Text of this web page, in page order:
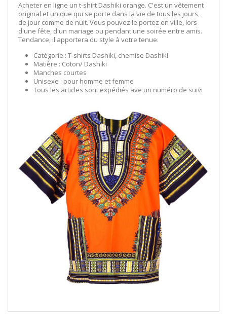
Acheter en ligne un t-shirt Dashiki orange. C'est un vêtement
original et unique qui se porte dans la vie de tous les jours,
de jour comme de nuit. Vous pouvez le portez en ville, lors
d'une fête, d'un mariage ou pendant une soirée entre amis.
Tendance, il apportera du style à votre tenue.
Catégorie : T-shirts Dashiki, chemise Dashiki
Matière : Coton/ Dashiki
Manches courtes
Unisexe : pour homme et femme
Tous les articles sont expédiés ave un numéro de suivi